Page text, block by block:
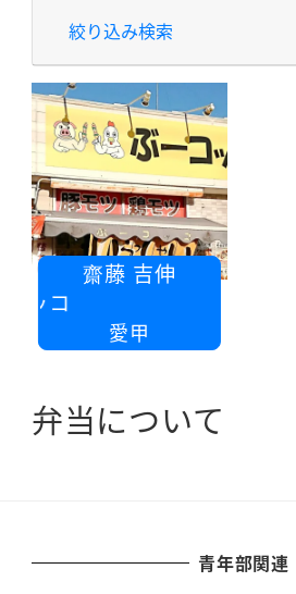
絞り込み検索
齋藤 吉伸
ッコ
愛甲
弁当について
青年部関連